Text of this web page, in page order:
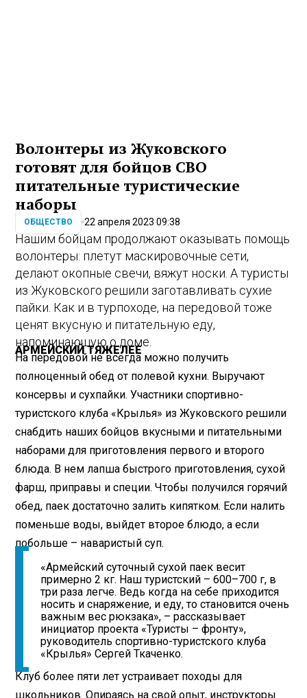
Волонтеры из Жуковского
готовят для бойцов СВО
питательные туристические
наборы
ОБЩЕСТВО 22 апреля 2023 09:38
Нашим бойцам продолжают оказывать помощь
волонтеры: плетут маскировочные сети,
делают окопные свечи, вяжут носки. А туристы
из Жуковского решили заготавливать сухие
пайки. Как и в турпоходе, на передовой тоже
ценят вкусную и питательную еду,
напоминающую о доме.
АРМЕЙСКИЙ ТЯЖЕЛЕЕ
На передовой не всегда можно получить
полноценный обед от полевой кухни. Выручают
консервы и сухпайки. Участники спортивно-
туристского клуба «Крылья» из Жуковского решили
снабдить наших бойцов вкусными и питательными
наборами для приготовления первого и второго
блюда. В нем лапша быстрого приготовления, сухой
фарш, приправы и специи. Чтобы получился горячий
обед, паек достаточно залить кипятком. Если налить
поменьше воды, выйдет второе блюдо, а если
побольше – наваристый суп.
«Армейский суточный сухой паек весит
примерно 2 кг. Наш туристский – 600–700 г, в
три раза легче. Ведь когда на себе приходится
носить и снаряжение, и еду, то становится очень
важным вес рюкзака», – рассказывает
инициатор проекта «Туристы – фронту»,
руководитель спортивно-туристского клуба
«Крылья» Сергей Ткаченко.
Клуб более пяти лет устраивает походы для
школьников. Опираясь на свой опыт, инструкторы